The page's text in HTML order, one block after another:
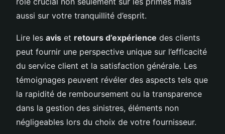
aussi sur votre tranquillité d’esprit.
Lire les avis et retours d’expérience des clients
peut fournir une perspective unique sur l’efficacité
du service client et la satisfaction générale. Les
témoignages peuvent révéler des aspects tels que
la rapidité de remboursement ou la transparence
dans la gestion des sinistres, éléments non
négligeables lors du choix de votre fournisseur.